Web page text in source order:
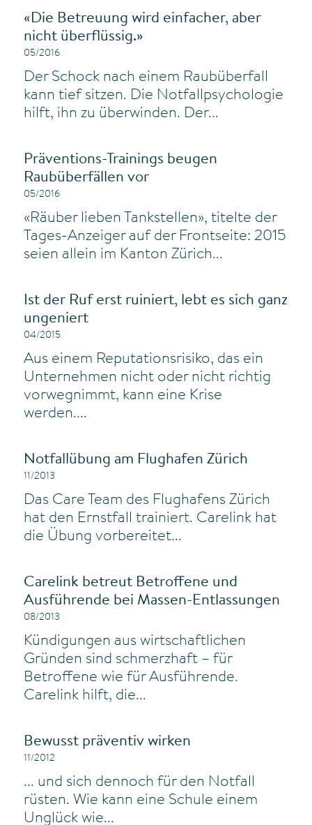
«Die Betreuung wird einfacher, aber
nicht überflüssig.»
05/2016
Der Schock nach einem Raubüberfall
kann tief sitzen. Die Notfallpsychologie
hilft, ihn zu überwinden. Der...
Präventions-Trainings beugen
Raubüberfällen vor
05/2016
«Räuber lieben Tankstellen», titelte der
Tages-Anzeiger auf der Frontseite: 2015
seien allein im Kanton Zürich...
Ist der Ruf erst ruiniert, lebt es sich ganz
ungeniert
04/2015
Aus einem Reputationsrisiko, das ein
Unternehmen nicht oder nicht richtig
vorwegnimmt, kann eine Krise
werden....
Notfallübung am Flughafen Zürich
11/2013
Das Care Team des Flughafens Zürich
hat den Ernstfall trainiert. Carelink hat
die Übung vorbereitet...
Carelink betreut Betroffene und
Ausführende bei Massen-Entlassungen
08/2013
Kündigungen aus wirtschaftlichen
Gründen sind schmerzhaft – für
Betroffene wie für Ausführende.
Carelink hilft, die...
Bewusst präventiv wirken
11/2012
... und sich dennoch für den Notfall
rüsten. Wie kann eine Schule einem
Unglück wie...